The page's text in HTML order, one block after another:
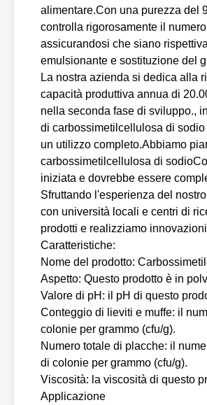
alimentare.Con una purezza del
controlla rigorosamente il
assicurandosi che siano
emulsionante e sostituzione del
La nostra azienda si dedica alla
capacità produttiva annua di
nella seconda fase di sviluppo.,
di carbossimetilcellulosa di
un utilizzo completo.Abbiamo
carbossimetilcellulosa di
iniziata e dovrebbe essere
Sfruttando l'esperienza del
con università locali e centri di
prodotti e realizziamo
Caratteristiche:
Nome del prodotto:
Aspetto: Questo prodotto è in
Valore di pH: il pH di questo
Conteggio di lieviti e muffe: il
colonie per grammo (cfu/g).
Numero totale di placche: il
di colonie per grammo (cfu/g).
Viscosità: la viscosità di questo
Applicazione